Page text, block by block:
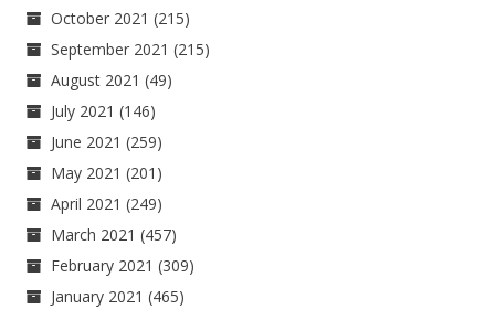
October 2021 (215)
September 2021 (215)
August 2021 (49)
July 2021 (146)
June 2021 (259)
May 2021 (201)
April 2021 (249)
March 2021 (457)
February 2021 (309)
January 2021 (465)